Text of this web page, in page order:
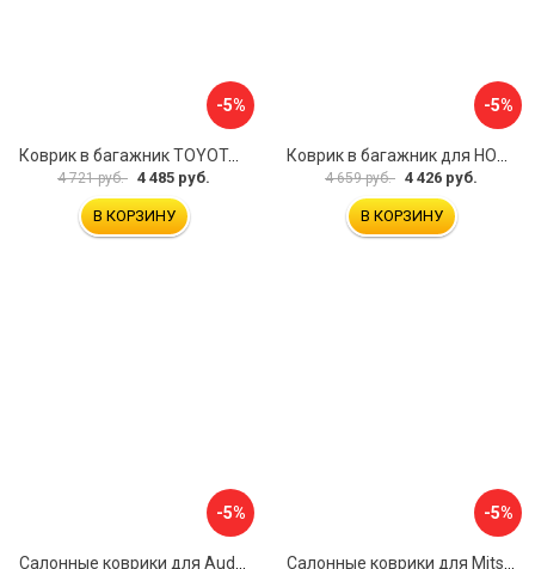
-5%
Коврик в багажник TOYOTA Land Cruiser 200, 2012- 5 мест, внед. ELEMENT CARTYT00010
4 721 руб. 4 485 руб.
В КОРЗИНУ
-5%
Коврик в багажник для HONDA CR-V 2017- г.в., кроссовер, верхний ELEMENT ELEMENT1840B13
4 659 руб. 4 426 руб.
В КОРЗИНУ
-5% -5%